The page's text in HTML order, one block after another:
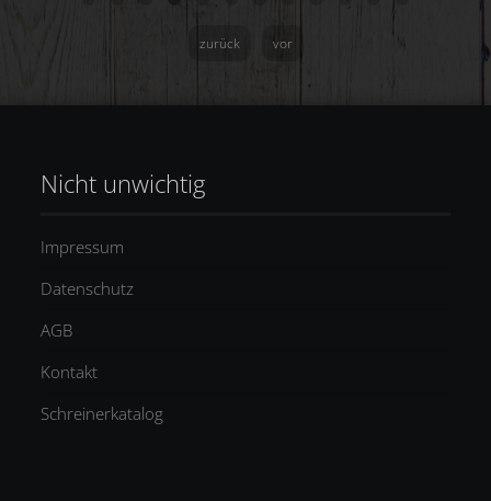
zurück vor
Nicht unwichtig
Impressum
Datenschutz
AGB
Kontakt
Schreinerkatalog